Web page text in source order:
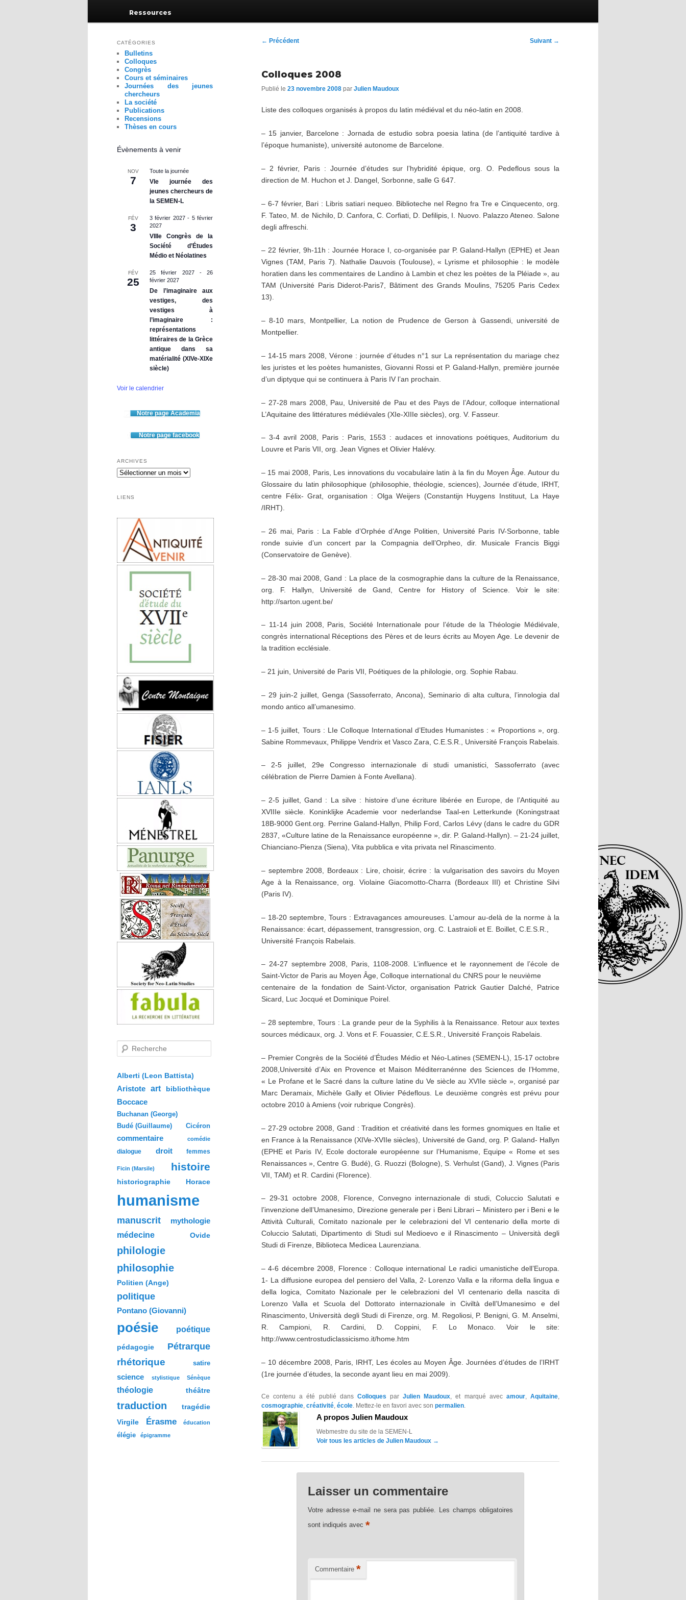
Ressources
Navigation
← Précédent Suivant →
Colloques 2008
Publié le 23 novembre 2008 par Julien Maudoux
Liste des colloques organisés à propos du latin médiéval et du néo-latin en 2008.
– 15 janvier, Barcelone : Jornada de estudio sobra poesia latina (de l’antiquité tardive à
l’époque humaniste), université autonome de Barcelone.
– 2 février, Paris : Journée d’études sur l’hybridité épique, org. O. Pedeflous sous la
direction de M. Huchon et J. Dangel, Sorbonne, salle G 647.
– 6-7 février, Bari : Libris satiari nequeo. Biblioteche nel Regno fra Tre e Cinquecento, org.
F. Tateo, M. de Nichilo, D. Canfora, C. Corfiati, D. Defilipis, I. Nuovo. Palazzo Ateneo. Salone
degli affreschi.
– 22 février, 9h-11h : Journée Horace I, co-organisée par P. Galand-Hallyn (EPHE) et Jean
Vignes (TAM, Paris 7). Nathalie Dauvois (Toulouse), « Lyrisme et philosophie : le modèle
horatien dans les commentaires de Landino à Lambin et chez les poètes de la Pléiade », au
TAM (Université Paris Diderot-Paris7, Bâtiment des Grands Moulins, 75205 Paris Cedex
13).
– 8-10 mars, Montpellier, La notion de Prudence de Gerson à Gassendi, université de
Montpellier.
– 14-15 mars 2008, Vérone : journée d’études n°1 sur La représentation du mariage chez
les juristes et les poètes humanistes, Giovanni Rossi et P. Galand-Hallyn, première journée
d’un diptyque qui se continuera à Paris IV l’an prochain.
– 27-28 mars 2008, Pau, Université de Pau et des Pays de l’Adour, colloque international
L’Aquitaine des littératures médiévales (XIe-XIIIe siècles), org. V. Fasseur.
– 3-4 avril 2008, Paris : Paris, 1553 : audaces et innovations poétiques, Auditorium du
Louvre et Paris VII, org. Jean Vignes et Olivier Halévy.
– 15 mai 2008, Paris, Les innovations du vocabulaire latin à la fin du Moyen Âge. Autour du
Glossaire du latin philosophique (philosophie, théologie, sciences), Journée d’étude, IRHT,
centre Félix- Grat, organisation : Olga Weijers (Constantijn Huygens Instituut, La Haye
/IRHT).
– 26 mai, Paris : La Fable d’Orphée d’Ange Politien, Université Paris IV-Sorbonne, table
ronde suivie d’un concert par la Compagnia dell’Orpheo, dir. Musicale Francis Biggi
(Conservatoire de Genève).
– 28-30 mai 2008, Gand : La place de la cosmographie dans la culture de la Renaissance,
org. F. Hallyn, Université de Gand, Centre for History of Science. Voir le site:
http://sarton.ugent.be/
– 11-14 juin 2008, Paris, Société Internationale pour l’étude de la Théologie Médiévale,
congrès international Réceptions des Pères et de leurs écrits au Moyen Age. Le devenir de
la tradition ecclésiale.
– 21 juin, Université de Paris VII, Poétiques de la philologie, org. Sophie Rabau.
– 29 juin-2 juillet, Genga (Sassoferrato, Ancona), Seminario di alta cultura, l’innologia dal
mondo antico all’umanesimo.
– 1-5 juillet, Tours : LIe Colloque International d’Etudes Humanistes : « Proportions », org.
Sabine Rommevaux, Philippe Vendrix et Vasco Zara, C.E.S.R., Université François Rabelais.
– 2-5 juillet, 29e Congresso internazionale di studi umanistici, Sassoferrato (avec
célébration de Pierre Damien à Fonte Avellana).
– 2-5 juillet, Gand : La silve : histoire d’une écriture libérée en Europe, de l’Antiquité au
XVIIIe siècle. Koninklijke Academie voor nederlandse Taal-en Letterkunde (Koningstraat
18B-9000 Gent.org. Perrine Galand-Hallyn, Philip Ford, Carlos Lévy (dans le cadre du GDR
2837, «Culture latine de la Renaissance européenne », dir. P. Galand-Hallyn). – 21-24 juillet,
Chianciano-Pienza (Siena), Vita pubblica e vita privata nel Rinascimento.
– septembre 2008, Bordeaux : Lire, choisir, écrire : la vulgarisation des savoirs du Moyen
Age à la Renaissance, org. Violaine Giacomotto-Charra (Bordeaux III) et Christine Silvi
(Paris IV).
– 18-20 septembre, Tours : Extravagances amoureuses. L’amour au-delà de la norme à la
Renaissance: écart, dépassement, transgression, org. C. Lastraioli et E. Boillet, C.E.S.R.,
Université François Rabelais.
– 24-27 septembre 2008, Paris, 1108-2008. L’influence et le rayonnement de l’école de
Saint-Victor de Paris au Moyen Âge, Colloque international du CNRS pour le neuvième
centenaire de la fondation de Saint-Victor, organisation Patrick Gautier Dalché, Patrice
Sicard, Luc Jocqué et Dominique Poirel.
– 28 septembre, Tours : La grande peur de la Syphilis à la Renaissance. Retour aux textes
sources médicaux, org. J. Vons et F. Fouassier, C.E.S.R., Université François Rabelais.
– Premier Congrès de la Société d’Études Médio et Néo-Latines (SEMEN-L), 15-17 octobre
2008,Université d’Aix en Provence et Maison Méditerranénne des Sciences de l’Homme,
« Le Profane et le Sacré dans la culture latine du Ve siècle au XVIIe siècle », organisé par
Marc Deramaix, Michèle Gally et Olivier Pédeflous. Le deuxième congrès est prévu pour
octobre 2010 à Amiens (voir rubrique Congrès).
– 27-29 octobre 2008, Gand : Tradition et créativité dans les formes gnomiques en Italie et
en France à la Renaissance (XIVe-XVIIe siècles), Université de Gand, org. P. Galand- Hallyn
(EPHE et Paris IV, Ecole doctorale européenne sur l’Humanisme, Equipe « Rome et ses
Renaissances », Centre G. Budé), G. Ruozzi (Bologne), S. Verhulst (Gand), J. Vignes (Paris
VII, TAM) et R. Cardini (Florence).
– 29-31 octobre 2008, Florence, Convegno internazionale di studi, Coluccio Salutati e
l’invenzione dell’Umanesimo, Direzione generale per i Beni Librari – Ministero per i Beni e le
Attività Culturali, Comitato nazionale per le celebrazioni del VI centenario della morte di
Coluccio Salutati, Dipartimento di Studi sul Medioevo e il Rinascimento – Università degli
Studi di Firenze, Biblioteca Medicea Laurenziana.
– 4-6 décembre 2008, Florence : Colloque international Le radici umanistiche dell’Europa.
1- La diffusione europea del pensiero del Valla, 2- Lorenzo Valla e la riforma della lingua e
della logica, Comitato Nazionale per le celebrazioni del VI centenario della nascita di
Lorenzo Valla et Scuola del Dottorato internazionale in Civiltà dell’Umanesimo e del
Rinascimento, Università degli Studi di Firenze, org. M. Regoliosi, P. Benigni, G. M. Anselmi,
R. Campioni, R. Cardini, D. Coppini, F. Lo Monaco. Voir le site:
http://www.centrostudiclassicismo.it/home.htm
– 10 décembre 2008, Paris, IRHT, Les écoles au Moyen Âge. Journées d’études de l’IRHT
(1re journée d’études, la seconde ayant lieu en mai 2009).
Ce contenu a été publié dans Colloques parJulien Maudoux , et marqué avec amour,Aquitaine
cosmographie créativité école . Mettez-le en favori avec son permalien
A propos Julien Maudoux
Webmestre du site de la SEMEN-L
Voir tous les articles de Julien Maudoux →
Laisser un commentaire
Votre adresse e-mail ne sera pas publiée.
Les champs obligatoires
sont indiqués avec *
Commentaire *
CATÉGORIES
Bulletins
Colloques
Congrès
Cours et séminaires
Journées des jeunes
chercheurs
La société
Publications
Recensions
Thèses en cours
Évènements à venir
NOV
7
Toute la journée
VIe journée des
jeunes chercheurs de
la SEMEN-L
FÉV
3
3 février 2027- 5 février
2027
VIIIe Congrès de la
Société d’Études
Médio et Néolatines
FÉV
25
25 février 2027- 26
février 2027
De l’imaginaire aux
vestiges, des
vestiges à
l’imaginaire :
représentations
littéraires de la Grèce
antique dans sa
matérialité (XIVe-XIXe
siècle)
Voir le calendrier
Notre page Academia
Notre page facebook
ARCHIVES
Archives
LIENS
c
e
c
e
Alberti (Leon Battista)
Aristote art bibliothèque
Boccace
Buchanan (George)
Budé (Guillaume) Cicéron
commentaire comédie
dialogue droit femmes
Ficin (Marsile) histoire
historiographie Horace
humanisme
manuscrit
mythologie
médecine
Ovide
philologie
philosophie
Politien (Ange)
politique
Pontano (Giovanni)
poésie poétique
pédagogie Pétrarque
rhétorique satire
science stylistique Sénèque
théologie théâtre
traduction
tragédie
Virgile
Érasme éducation
élégie épigramme